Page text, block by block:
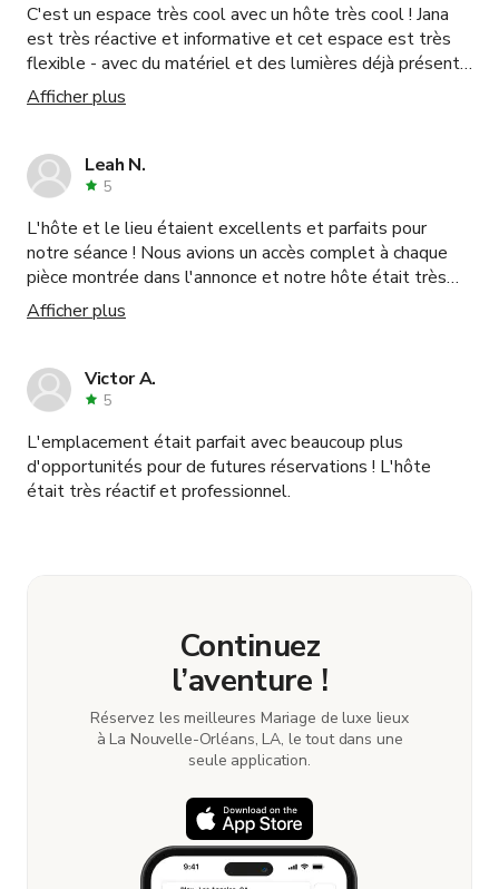
C'est un espace très cool avec un hôte très cool ! Jana
est très réactive et informative et cet espace est très
flexible - avec du matériel et des lumières déjà présents
si vous en avez besoin, ou vous pouvez apporter les
vôtres pour compléter. Il y a beaucoup d'angles pour
imaginer à quel point c'est génial pour les séances photo
- beaucoup d'espaces assis aussi. J'ai trouvé tout le
de mon matériel jusqu'à l'interview. Je recommanderai
certainement cet endroit à tous ceux qui ont besoin de
vidéo ou photo, et je reviendrai certainement !! Merci
beaucoup !
Afficher plus
Leah N.
5
L'hôte et le lieu étaient excellents et parfaits pour
notre séance ! Nous avions un accès complet à chaque
pièce montrée dans l'annonce et notre hôte était très
communicatif et accommodant pour tous nos besoins. Je
réserverais ici à nouveau sans hésiter !
Afficher plus
Victor A.
5
L'emplacement était parfait avec beaucoup plus
d'opportunités pour de futures réservations ! L'hôte
était très réactif et professionnel.
Continuez
l’aventure !
Réservez les meilleures Mariage de luxe lieux
à La Nouvelle-Orléans, LA, le tout dans une
seule application.